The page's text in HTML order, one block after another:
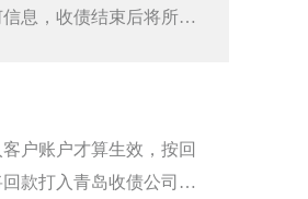
息，收债结束后将所有
户账户才算生效，按回
款打入青岛收债公司手